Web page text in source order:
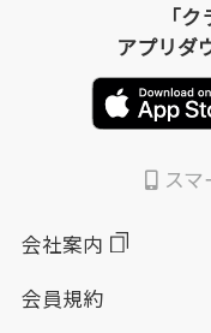
「
アプリダ
ス
会社案内
会員規約